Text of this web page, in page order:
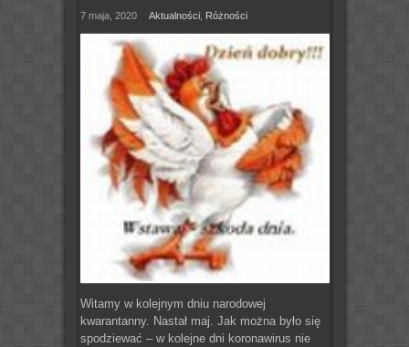
7 maja, 2020 Aktualności, Różności
Witamy w kolejnym dniu narodowej
kwarantanny. Nastał maj. Jak można było się
spodziewać – w kolejne dni koronawirus nie